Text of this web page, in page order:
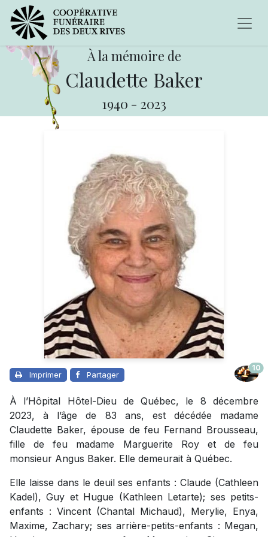
À la mémoire de
Claudette Baker
1940 - 2023
Imprimer Partager
10
À l’Hôpital Hôtel-Dieu de Québec, le 8 décembre
2023, à l’âge de 83 ans, est décédée madame
Claudette Baker, épouse de feu Fernand Brousseau,
fille de feu madame Marguerite Roy et de feu
monsieur Angus Baker. Elle demeurait à Québec.
Elle laisse dans le deuil ses enfants : Claude (Cathleen
Kadel), Guy et Hugue (Kathleen Letarte); ses petits-
enfants : Vincent (Chantal Michaud), Merylie, Enya,
Maxime, Zachary; ses arrière-petits-enfants : Megan,